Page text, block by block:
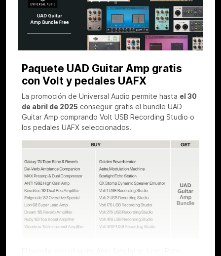
Paquete UAD Guitar Amp gratis
con Volt y pedales UAFX
La promoción de Universal Audio permite hasta el 30
de abril de 2025 conseguir gratis el bundle UAD
Guitar Amp comprando Volt USB Recording Studio o
los pedales UAFX seleccionados.